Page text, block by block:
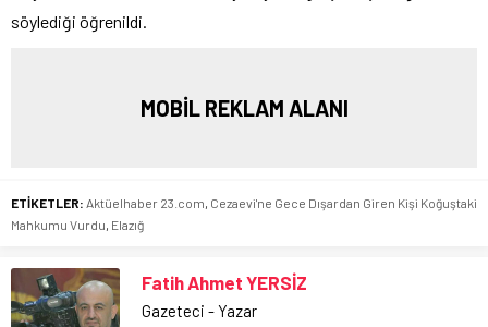
söylediği öğrenildi.
MOBİL REKLAM ALANI
ETİKETLER: Aktüelhaber 23.com, Cezaevi'ne Gece Dışardan Giren Kişi Koğuştaki
Mahkumu Vurdu, Elazığ
Fatih Ahmet YERSİZ
Gazeteci - Yazar